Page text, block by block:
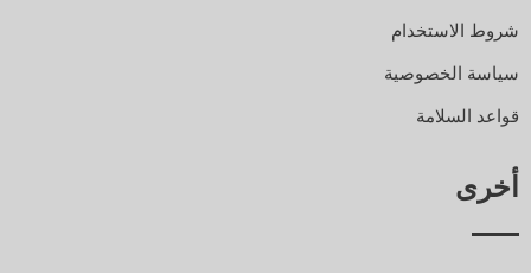
شروط الاستخدام
سياسة الخصوصية
قواعد السلامة
أخرى